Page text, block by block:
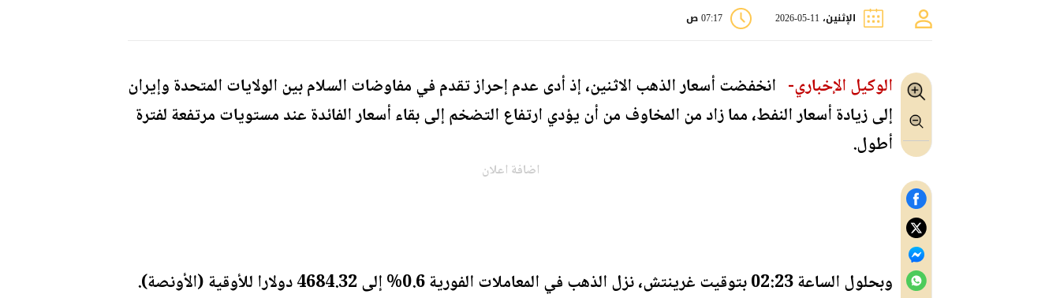
الإثنين، 11-05-2026 07:17 ص
الوكيل الإخباري- انخفضت أسعار الذهب الاثنين، إذ أدى عدم إحراز تقدم في مفاوضات السلام بين الولايات المتحدة وإيران
إلى زيادة أسعار النفط، مما زاد من المخاوف من أن يؤدي ارتفاع التضخم إلى بقاء أسعار الفائدة عند مستويات مرتفعة لفترة
أطول.
اضافة اعلان
وبحلول الساعة 02:23 بتوقيت غرينتش، نزل الذهب في المعاملات الفورية 0.6% إلى 4684.32 دولارا للأوقية (الأونصة).